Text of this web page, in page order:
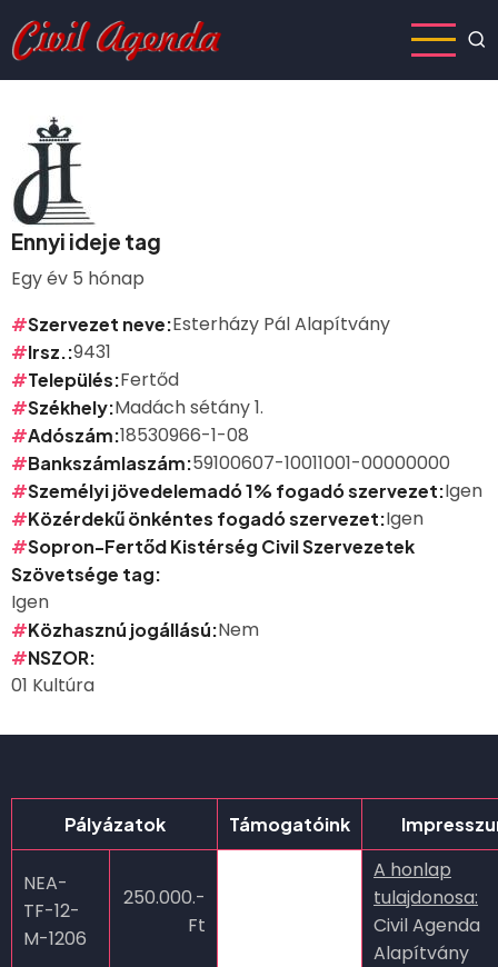
Ugrás
tartalomra
Ennyi ideje tag
Egy év 5 hónap
Szervezet neve Esterházy Pál Alapítvány
Irsz. 9431
Település Fertőd
Székhely Madách sétány 1.
Adószám 18530966-1-08
Bankszámlaszám 59100607-10011001-00000000
Személyi jövedelemadó 1% fogadó szervezet Igen
Közérdekű önkéntes fogadó szervezet Igen
Sopron-Fertőd Kistérség Civil Szervezetek
Szövetsége tag
Igen
Közhasznú jogállású Nem
NSZOR
01 Kultúra
Pályázatok Támogatóink
NEA-
TF-12-
M-1206
250.000.-
Ft
A honlap
tulajdonosa:
Civil Agenda
Alapítvány